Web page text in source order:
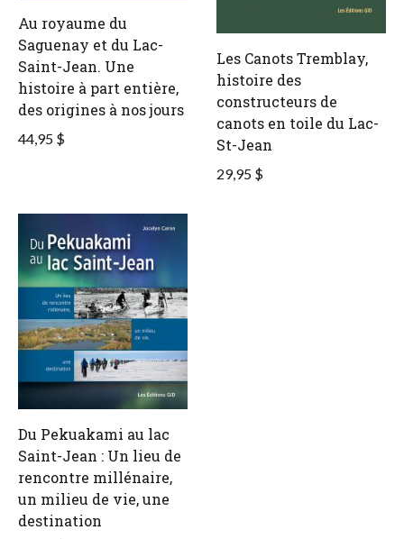
Au royaume du
Saguenay et du Lac-
Saint-Jean. Une
histoire à part entière,
des origines à nos jours
44,95 $
Les Canots Tremblay,
histoire des
constructeurs de
canots en toile du Lac-
St-Jean
29,95 $
Du Pekuakami au lac
Saint-Jean : Un lieu de
rencontre millénaire,
un milieu de vie, une
destination